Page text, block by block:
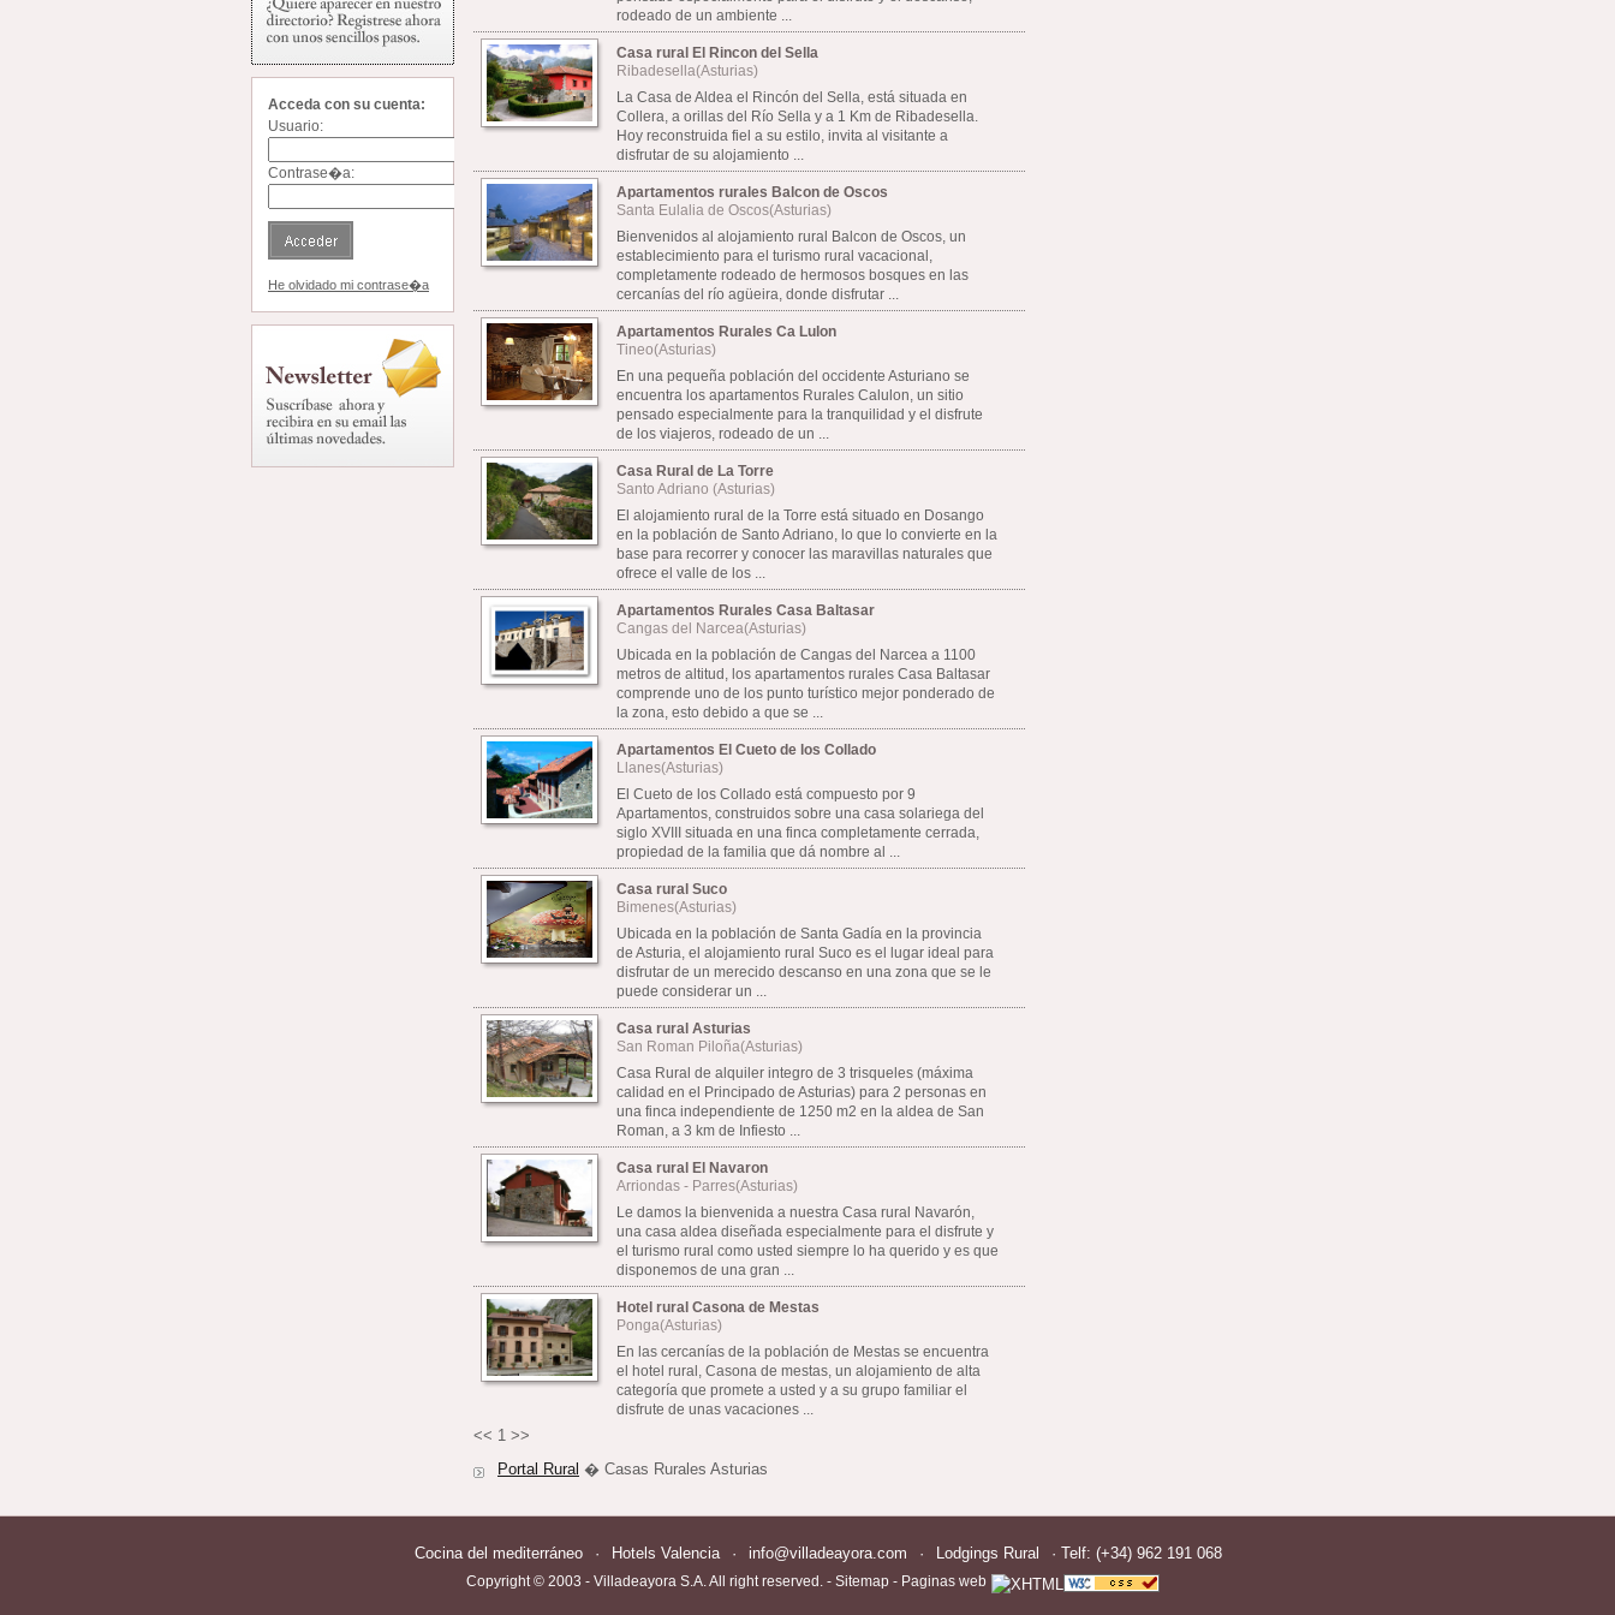
Acceda con su cuenta:
Usuario:
Contrase�a:
He olvidado mi contrase�a
rodeado de un ambiente ...
Casa rural El Rincon del Sella
Ribadesella(Asturias)
La Casa de Aldea el Rincón del Sella, está situada en
Collera, a orillas del Río Sella y a 1 Km de Ribadesella.
Hoy reconstruida fiel a su estilo, invita al visitante a
disfrutar de su alojamiento ...
Apartamentos rurales Balcon de Oscos
Santa Eulalia de Oscos(Asturias)
Bienvenidos al alojamiento rural Balcon de Oscos, un
establecimiento para el turismo rural vacacional,
completamente rodeado de hermosos bosques en las
cercanías del río agüeira, donde disfrutar ...
Apartamentos Rurales Ca Lulon
Tineo(Asturias)
En una pequeña población del occidente Asturiano se
encuentra los apartamentos Rurales Calulon, un sitio
pensado especialmente para la tranquilidad y el disfrute
de los viajeros, rodeado de un ...
Casa Rural de La Torre
Santo Adriano (Asturias)
El alojamiento rural de la Torre está situado en Dosango
en la población de Santo Adriano, lo que lo convierte en la
base para recorrer y conocer las maravillas naturales que
ofrece el valle de los ...
Apartamentos Rurales Casa Baltasar
Cangas del Narcea(Asturias)
Ubicada en la población de Cangas del Narcea a 1100
metros de altitud, los apartamentos rurales Casa Baltasar
comprende uno de los punto turístico mejor ponderado de
la zona, esto debido a que se ...
Apartamentos El Cueto de los Collado
Llanes(Asturias)
El Cueto de los Collado está compuesto por 9
Apartamentos, construidos sobre una casa solariega del
siglo XVIII situada en una finca completamente cerrada,
propiedad de la familia que dá nombre al ...
Casa rural Suco
Bimenes(Asturias)
Ubicada en la población de Santa Gadía en la provincia
de Asturia, el alojamiento rural Suco es el lugar ideal para
disfrutar de un merecido descanso en una zona que se le
puede considerar un ...
Casa rural Asturias
San Roman Piloña(Asturias)
Casa Rural de alquiler integro de 3 trisqueles (máxima
calidad en el Principado de Asturias) para 2 personas en
una finca independiente de 1250 m2 en la aldea de San
Roman, a 3 km de Infiesto ...
Casa rural El Navaron
Arriondas - Parres(Asturias)
Le damos la bienvenida a nuestra Casa rural Navarón,
una casa aldea diseñada especialmente para el disfrute y
el turismo rural como usted siempre lo ha querido y es que
disponemos de una gran ...
Hotel rural Casona de Mestas
Ponga(Asturias)
En las cercanías de la población de Mestas se encuentra
el hotel rural, Casona de mestas, un alojamiento de alta
categoría que promete a usted y a su grupo familiar el
disfrute de unas vacaciones ...
<< 1 >>
Portal Rural � Casas Rurales Asturias
Cocina del mediterráneo · Hotels Valencia · info@villadeayora.com · Lodgings Rural · Telf: (+34) 962 191 068
Copyright © 2003 - Villadeayora S.A. All right reserved. - Sitemap - Paginas web